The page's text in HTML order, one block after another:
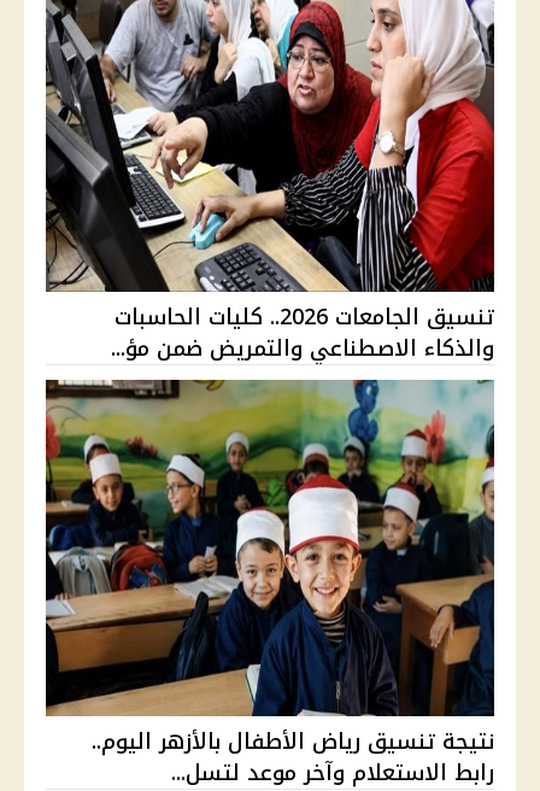
تنسيق الجامعات 2026.. كليات الحاسبات
والذكاء الاصطناعي والتمريض ضمن مؤ...
نتيجة تنسيق رياض الأطفال بالأزهر اليوم..
رابط الاستعلام وآخر موعد لتسل...